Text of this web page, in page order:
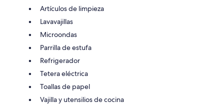
Artículos de limpieza
Lavavajillas
Microondas
Parrilla de estufa
Refrigerador
Tetera eléctrica
Toallas de papel
Vajilla y utensilios de cocina